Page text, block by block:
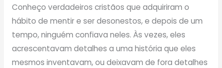
Conheço verdadeiros cristãos que adquiriram o
hábito de mentir e ser desonestos, e depois de um
tempo, ninguém confiava neles. Às vezes, eles
acrescentavam detalhes a uma história que eles
mesmos inventavam, ou deixavam de fora detalhes